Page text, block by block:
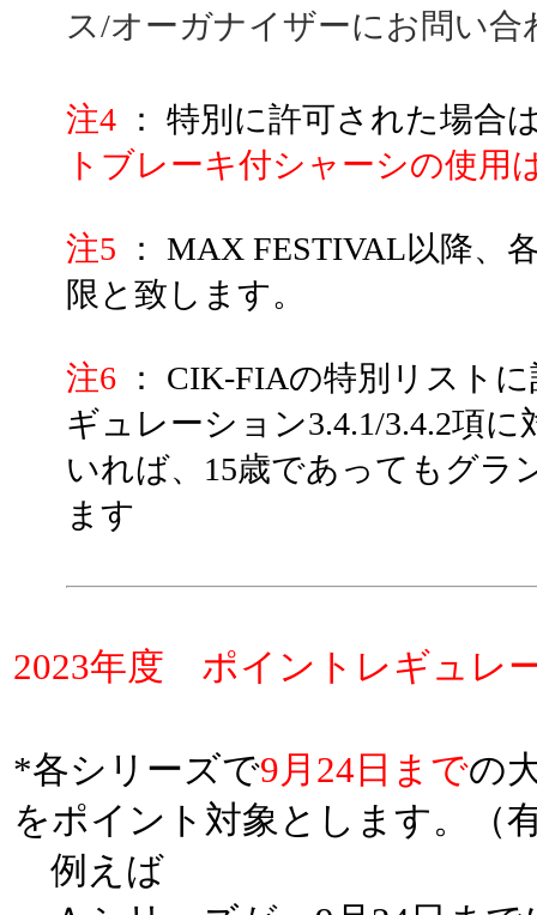
ス/オーガナイザーにお問い合
注4： 特別に許可された場合
トブレーキ付シャーシの使用
注5 ： MAX FESTIVAL以降、
限と致します。
注6： CIK-FIAの特別リスト
ギュレーション3.4.1/3.4.2項
いれば、15歳であってもグラ
ます
2023年度 ポイントレギュレ
*各シリーズで9月24日までの
をポイント対象とします。（
例えば